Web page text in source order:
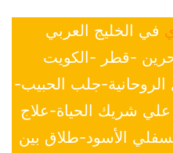
في الخليج العربي
-قطر -الكويت
جلب الحبيب-
علي شريك الحياة-علاج
الأسود-طلاق بين